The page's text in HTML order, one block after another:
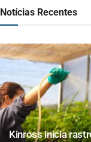
Notícias Recentes
Kinross inicia